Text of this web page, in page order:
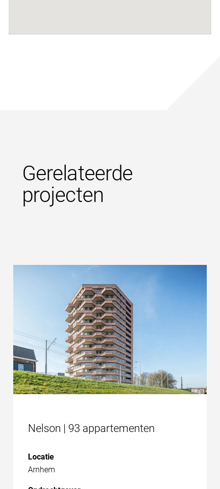
Gerelateerde
projecten
Nelson | 93 appartementen
Locatie
Arnhem